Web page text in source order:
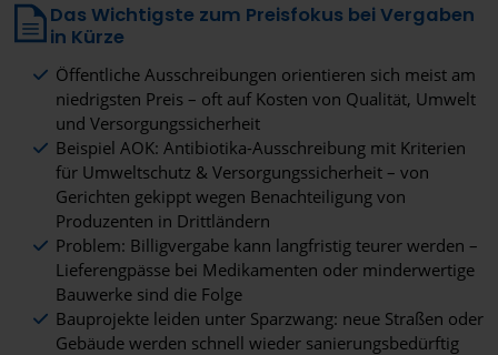
Das Wichtigste zum Preisfokus bei Vergaben
in Kürze
Öffentliche Ausschreibungen orientieren sich meist am
niedrigsten Preis – oft auf Kosten von Qualität, Umwelt
und Versorgungssicherheit
Beispiel AOK: Antibiotika-Ausschreibung mit Kriterien
für Umweltschutz & Versorgungssicherheit – von
Gerichten gekippt wegen Benachteiligung von
Produzenten in Drittländern
Problem: Billigvergabe kann langfristig teurer werden –
Lieferengpässe bei Medikamenten oder minderwertige
Bauwerke sind die Folge
Bauprojekte leiden unter Sparzwang: neue Straßen oder
Gebäude werden schnell wieder sanierungsbedürftig